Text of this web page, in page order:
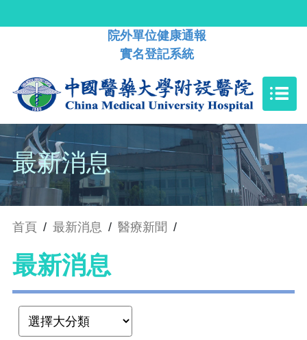
院外單位健康通報
實名登記系統
最新消息
首頁 / 最新消息 / 醫療新聞 /
最新消息